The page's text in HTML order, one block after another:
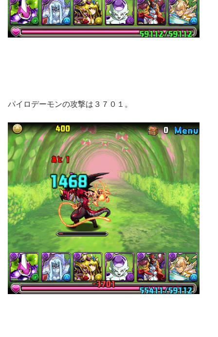
パイロデーモンの攻撃は３７０１。